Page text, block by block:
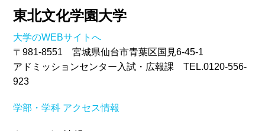
東北文化学園大学
大学のWEBサイトへ
〒981-8551 宮城県仙台市青葉区国見6-45-1
アドミッションセンター入試・広報課 TEL.0120-556-
923
学部・学科 アクセス情報